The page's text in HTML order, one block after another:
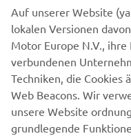
Auf unserer Website
lokalen Versionen
Motor Europe N.V.,
verbundenen
Techniken, die Cookies
Web Beacons. Wir
unsere Website
grundlegende